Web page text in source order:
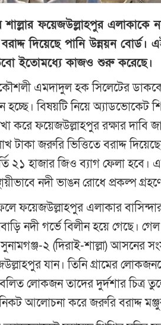
শাল্লার ফয়েজউল্লাহপুর এলাকাকে
দিয়েছে পানি উন্নয়ন বোর্ড।
ইতোমধ্যে কাজও শুরু করেছে।
এমদাদুল হক সিলেটের
হচ্ছে। বিষয়টি নিয়ে অ্যাডভোকেট
করে ফয়েজউল্লাহপুর রক্ষার দাবি
টাকা জরুরি ভিত্তিতে বরাদ্দ
২১ হাজার জিও ব্যাগ ফেলা
নদী ভাঙন রোধে প্রকল্প
ফলে ফয়েজউল্লাহপুর এলাকার
নদী গর্ভে বিলীন হয়ে গেছে। গেল
২ (দিরাই-শাল্লা) আসনের
যান। তিনি গ্রামের
লোকজন তাদের দুর্দশার চিত্র
আলোচনা করে জরুরি বরাদ্দ